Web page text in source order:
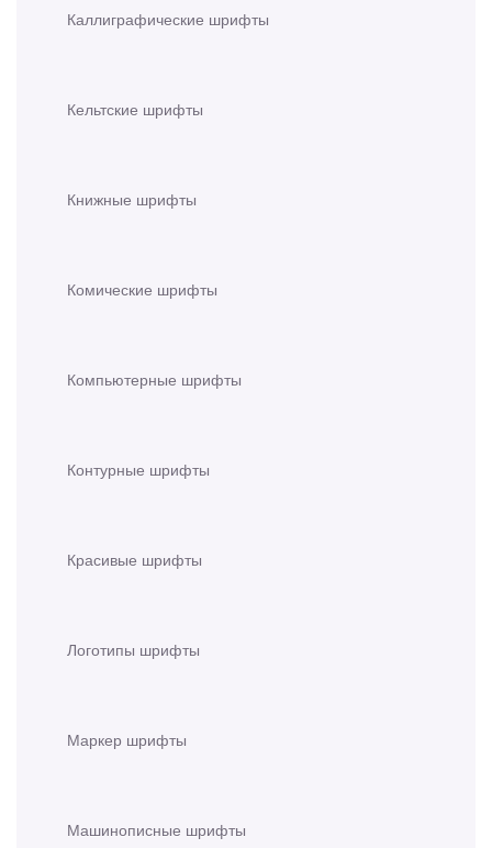
Каллиграфические шрифты
Кельтские шрифты
Книжные шрифты
Комические шрифты
Компьютерные шрифты
Контурные шрифты
Красивые шрифты
Логотипы шрифты
Маркер шрифты
Машинописные шрифты